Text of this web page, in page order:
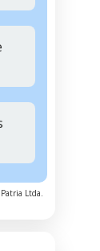
Ltda.